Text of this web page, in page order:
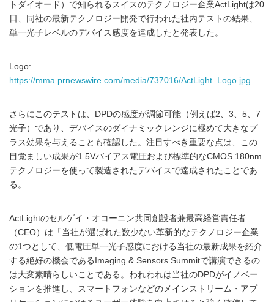
トダイオード）で知られるスイスのテクノロジー企業ActLightは20
日、同社の最新テクノロジー開発で行われた社内テストの結果、
単一光子レベルのデバイス感度を達成したと発表した。
Logo:
https://mma.prnewswire.com/media/737016/ActLight_Logo.jpg
さらにこのテストは、DPDの感度が調節可能（例えば2、3、5、7
光子）であり、デバイスのダイナミックレンジに極めて大きなプ
ラス効果を与えることも確認した。注目すべき重要な点は、この
目覚ましい成果が1.5Vバイアス電圧および標準的なCMOS 180nm
テクノロジーを使って製造されたデバイスで達成されたことであ
る。
ActLightのセルゲイ・オコーニン共同創設者兼最高経営責任者
（CEO）は「当社が選ばれた数少ない革新的なテクノロジー企業
の1つとして、低電圧単一光子感度における当社の最新成果を紹介
する絶好の機会であるImaging & Sensors Summitで講演できるの
は大変素晴らしいことである。われわれは当社のDPDがイノベー
ションを推進し、スマートフォンなどのメインストリーム・アプ